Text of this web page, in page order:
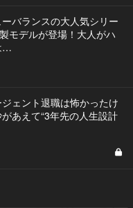
バランスの大人気シリー
モデルが登場！大人がハ
…
ジェント退職は怖かったけ
あえて“3年先の人生設計